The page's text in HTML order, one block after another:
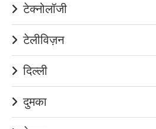
टेक्नोलॉजी
टेलीविज़न
दिल्ली
दुमका